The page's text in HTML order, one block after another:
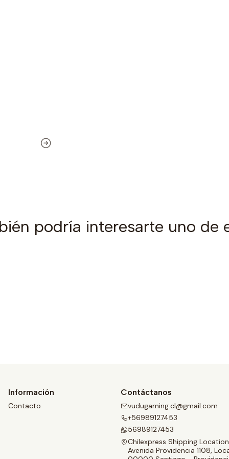
podría interesarte uno de
Información
Contacto
Contáctanos
vudugaming.cl@gmail.com
+56989127453
56989127453
Chilexpress Shipping Location
Avenida Providencia 1108,